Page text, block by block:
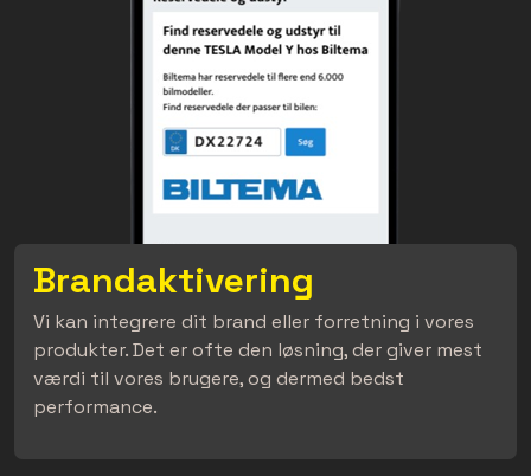
Brandaktivering
Vi kan integrere dit brand eller forretning i vores
produkter. Det er ofte den løsning, der giver mest
værdi til vores brugere, og dermed bedst
performance.